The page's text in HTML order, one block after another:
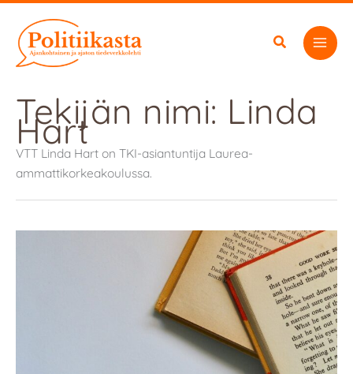
sisältöön
Tekijän nimi: Linda
Hart
VTT Linda Hart on TKI-asiantuntija Laurea-
ammattikorkeakoulussa.